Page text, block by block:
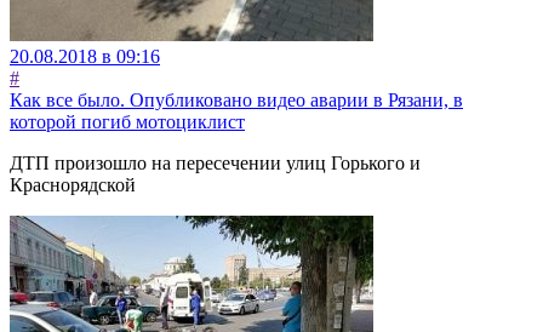
20.08.2018 в 09:16
#
Как все было. Опубликовано видео аварии в Рязани, в
которой погиб мотоциклист
ДТП произошло на пересечении улиц Горького и
Краснорядской